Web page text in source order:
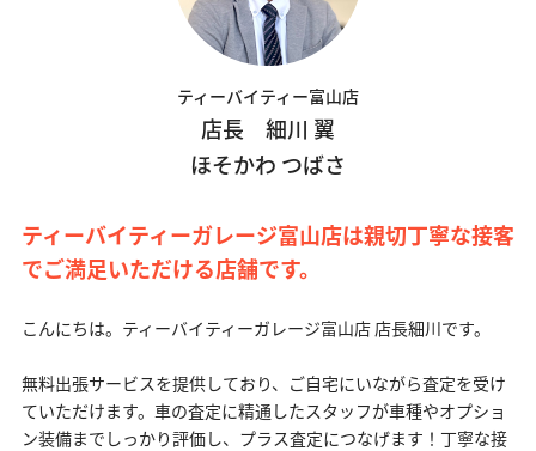
ティーバイティー富山店
店長 細川 翼
ほそかわ つばさ
ティーバイティーガレージ富山店は親切丁寧な接客
でご満足いただける店舗です。
こんにちは。ティーバイティーガレージ富山店 店長細川です。
無料出張サービスを提供しており、ご自宅にいながら査定を受け
ていただけます。車の査定に精通したスタッフが車種やオプショ
ン装備までしっかり評価し、プラス査定につなげます！丁寧な接